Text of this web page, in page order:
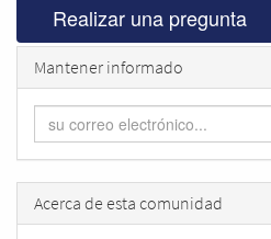
Realizar una pregunta
Mantener informado
Acerca de esta comunidad